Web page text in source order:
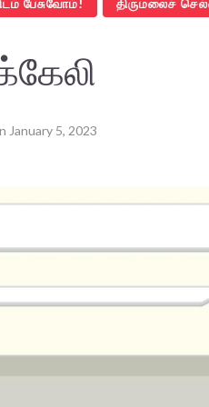
January 5, 2023